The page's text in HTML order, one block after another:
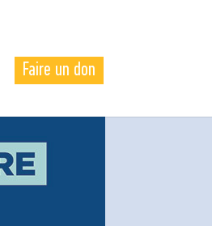
Faire un don